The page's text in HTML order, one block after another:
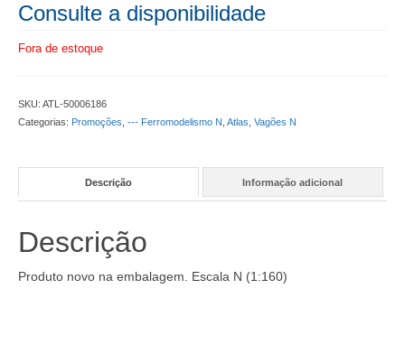
Consulte a disponibilidade
Fora de estoque
SKU: ATL-50006186
Categorias: Promoções --- Ferromodelismo N Atlas Vagões N
Descrição Informação adicional
Descrição
Produto novo na embalagem. Escala N (1:160)